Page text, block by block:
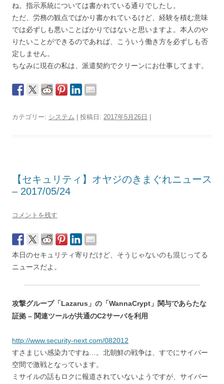
ね。指示系統については書かれている通りでしたし。
ただ、労務の観点でばかり書かれているけど、経験を積む意味
では必ずしも悪いことばかりではないと思いますよ。本人のや
りたいことができるのであれば、こういう働き方を必ずしも否
定しません。
ちなみに現在の私は、派遣契約でクリーンにお仕事してます。
カテゴリー: システム | 投稿日: 2017年5月26日
【セキュリティ】オヤジのきまぐれニュース
– 2017/05/24
コメントを残す
本日のセキュリティ寄りだけど、そうじゃないのも混じってる
ニュースだよ。
攻撃グループ「Lazarus」の「WannaCrypt」関与であらたな
証拠 – 関連ツールが共通のC2サーバを利用
http://www.security-next.com/082012
すさまじい感染力ですね…。北朝鮮の戦争は、すでにサイバー
空間で激戦となっています。
ミサイルの話もロクに報道されていないようですが、サイバー